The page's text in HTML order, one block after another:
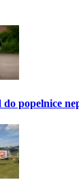
popelnice